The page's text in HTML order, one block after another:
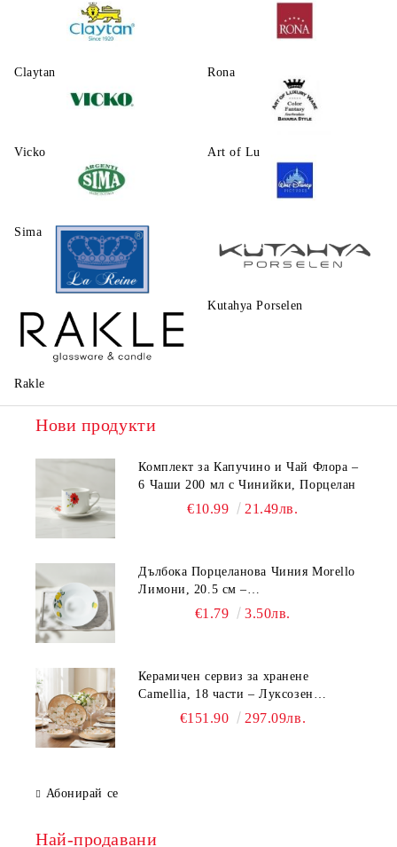
Claytаn Rona
Vicko Art of Luxury Ware
Sima
La Reine Kutahya Porselen
Rakle
Нови продукти
Комплект за Капучино и Чай Флора –
6 Чаши 200 мл с Чинийки, Порцелан
€10.99 21.49лв.
Дълбока Порцеланова Чиния Morello
Лимони, 20.5 см –
Средиземноморски Стил
€1.79 3.50лв.
Керамичен сервиз за хранене
Camellia, 18 части – Луксозен
комплект чинии с флорален мотив
€151.90 297.09лв.
Абонирай се
Най-продавани